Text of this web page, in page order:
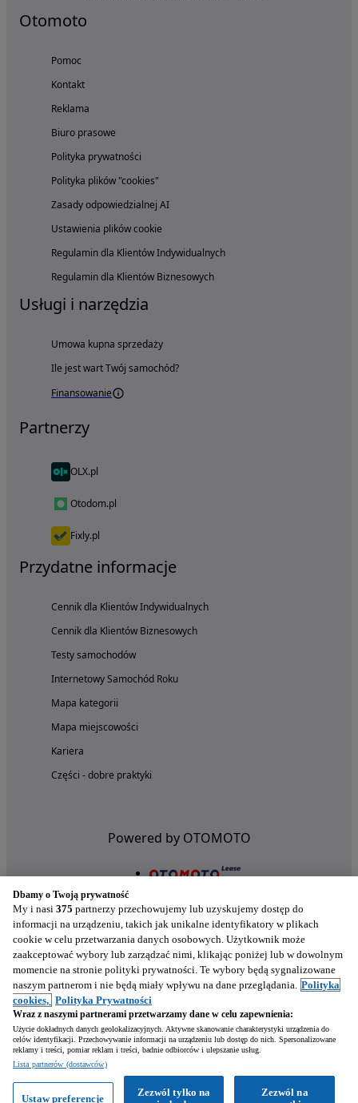
Otomoto
Pomoc
Kontakt
Reklama
Biuro prasowe
Polityka prywatności
Polityka plików "cookies"
Zasady odpowiedzialnej AI
Ustawienia plików cookie
Regulamin dla Klientów Indywidualnych
Regulamin dla Klientów Biznesowych
Usługi i narzędzia
Umowa kupna sprzedaży
Ile jest wart Twój samochód?
Finansowanie
Partnerzy
OLX.pl
Otodom.pl
Fixly.pl
Przydatne informacje
Cennik dla Klientów Indywidualnych
Cennik dla Klientów Biznesowych
Testy samochodów
Internetowy Samochód Roku
Mapa kategorii
Mapa miejscowości
Kariera
Części - dobre praktyki
Powered by OTOMOTO
Nasze aplikacje w twoim telefonie
Dbamy o Twoją prywatność
My i nasi 375 partnerzy przechowujemy lub uzyskujemy dostęp do
informacji na urządzeniu, takich jak unikalne identyfikatory w plikach
cookie w celu przetwarzania danych osobowych. Użytkownik może
zaakceptować wybory lub zarządzać nimi, klikając poniżej lub w dowolnym
momencie na stronie polityki prywatności. Te wybory będą sygnalizowane
naszym partnerom i nie będą miały wpływu na dane przeglądania. Polityka
cookies, Polityka Prywatności
Wraz z naszymi partnerami przetwarzamy dane w celu zapewnienia:
Użycie dokładnych danych geolokalizacyjnych. Aktywne skanowanie charakterystyki urządzenia do
celów identyfikacji. Przechowywanie informacji na urządzeniu lub dostęp do nich. Spersonalizowane
reklamy i treści, pomiar reklam i treści, badnie odbiorców i ulepszanie usług.
Lista partnerów (dostawców)
Zezwól na
Zezwól tylko na
Ustaw preferencje